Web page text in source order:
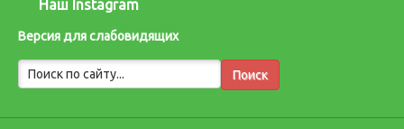
Наш Instagram
Версия для слабовидящих